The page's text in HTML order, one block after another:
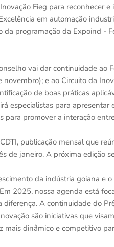
Fieg para reconhecer
em automação
programação da Expoind -
vai dar continuidade ao
e ao Circuito da
de boas práticas
especialistas para
para promover a interação
publicação mensal que
de janeiro. A próxima edição
da indústria goiana e
2025, nossa agenda está
A continuidade do
são iniciativas que
dinâmico e competitivo